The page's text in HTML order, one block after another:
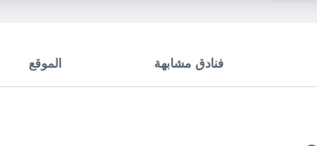
فنادق مشابهة الموقع